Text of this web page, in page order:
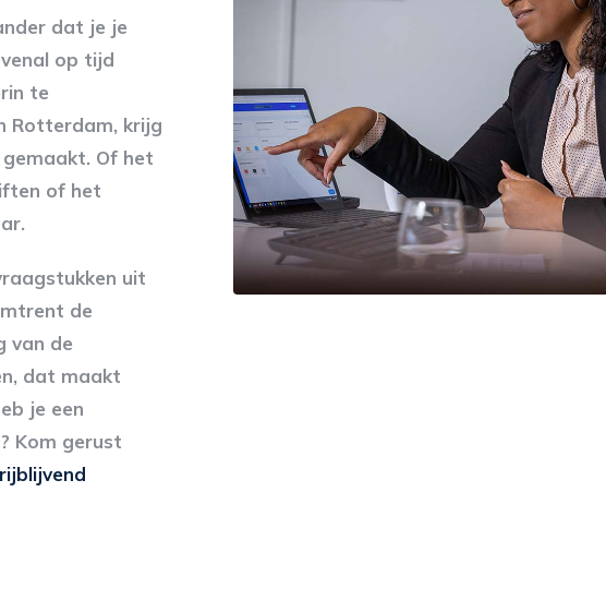
dat je je
op tijd
te
Rotterdam, krijg
Of het
of het
uit
de
van de
dat maakt
je een
Kom gerust